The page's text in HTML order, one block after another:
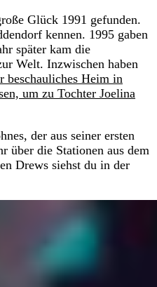
Glück 1991 gefunden.
kennen. 1995 gaben
später kam die
Welt. Inzwischen haben
beschauliches Heim in
um zu Tochter Joelina
der aus seiner ersten
über die Stationen aus dem
Drews siehst du in der